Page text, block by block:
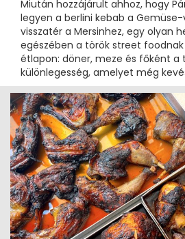
Miután hozzájárult ahhoz, hogy
legyen a berlini kebab a Gemüse-
visszatér a Mersinhez, egy olyan
egészében a török street foodnak
étlapon: döner, meze és főként a
különlegesség, amelyet még